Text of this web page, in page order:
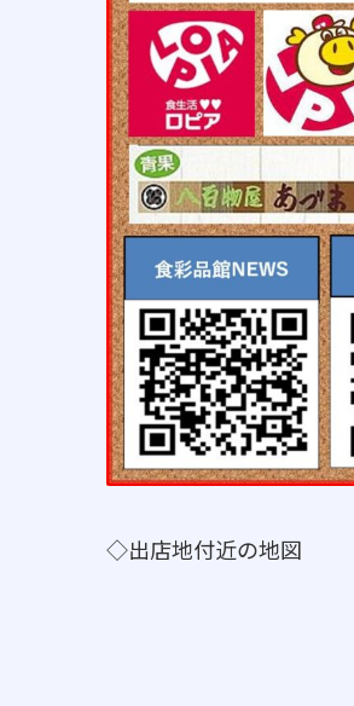
◇出店地付近の地図